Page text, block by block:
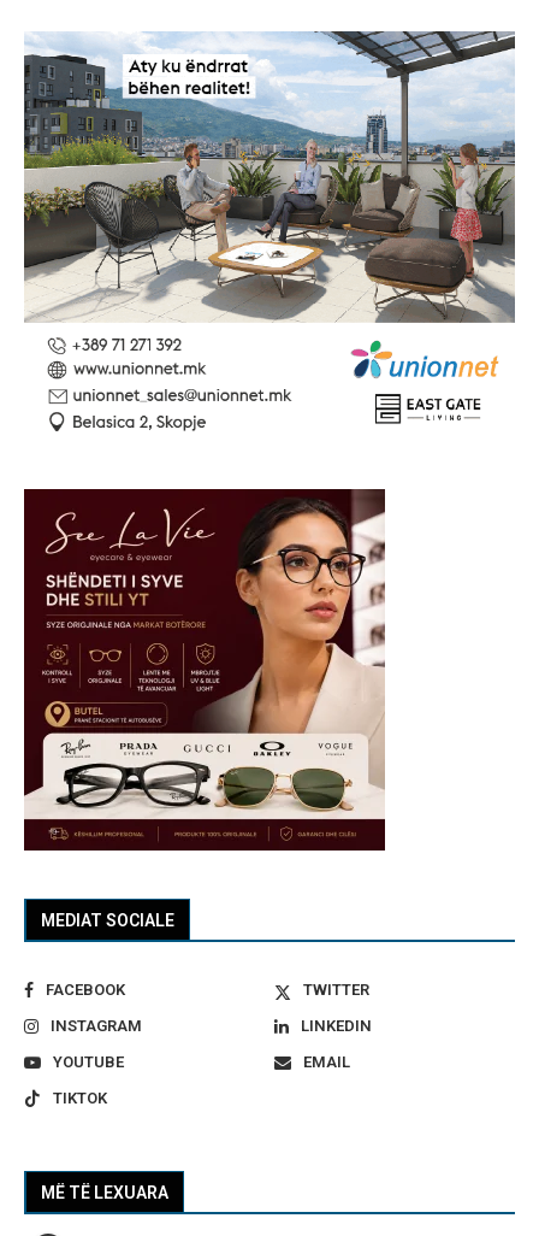
MEDIAT SOCIALE
FACEBOOK
TWITTER
INSTAGRAM
LINKEDIN
YOUTUBE
EMAIL
TIKTOK
MË TË LEXUARA